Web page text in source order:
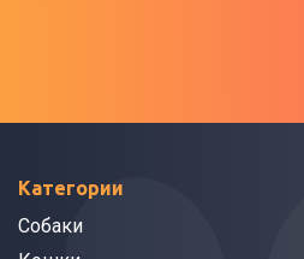
Категории
Собаки